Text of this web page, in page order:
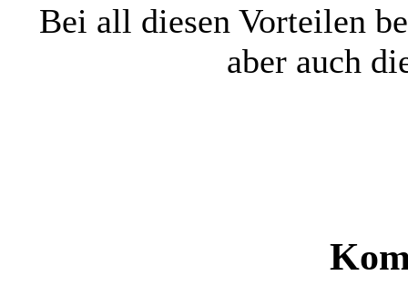
Bei all diesen Vorteilen
aber auch